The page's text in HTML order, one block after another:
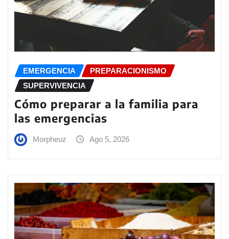
EMERGENCIA
PREPARACIONISMO
SUPERVIVENCIA
Cómo preparar a la familia para
las emergencias
Morpheuz Ago 5, 2026